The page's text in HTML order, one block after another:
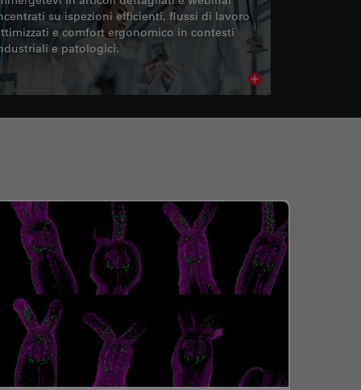
su ispezioni efficienti, flussi di lavoro
e comfort ergonomico in contesti
e patologici.
Read article